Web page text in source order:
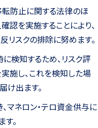
転防止に関する法律のほ
認を実施することにより、
スクの排除に努めます。
検知するため、リスク評
施し、これを検知した場
け出ます。
マネロン・テロ資金供与に
。